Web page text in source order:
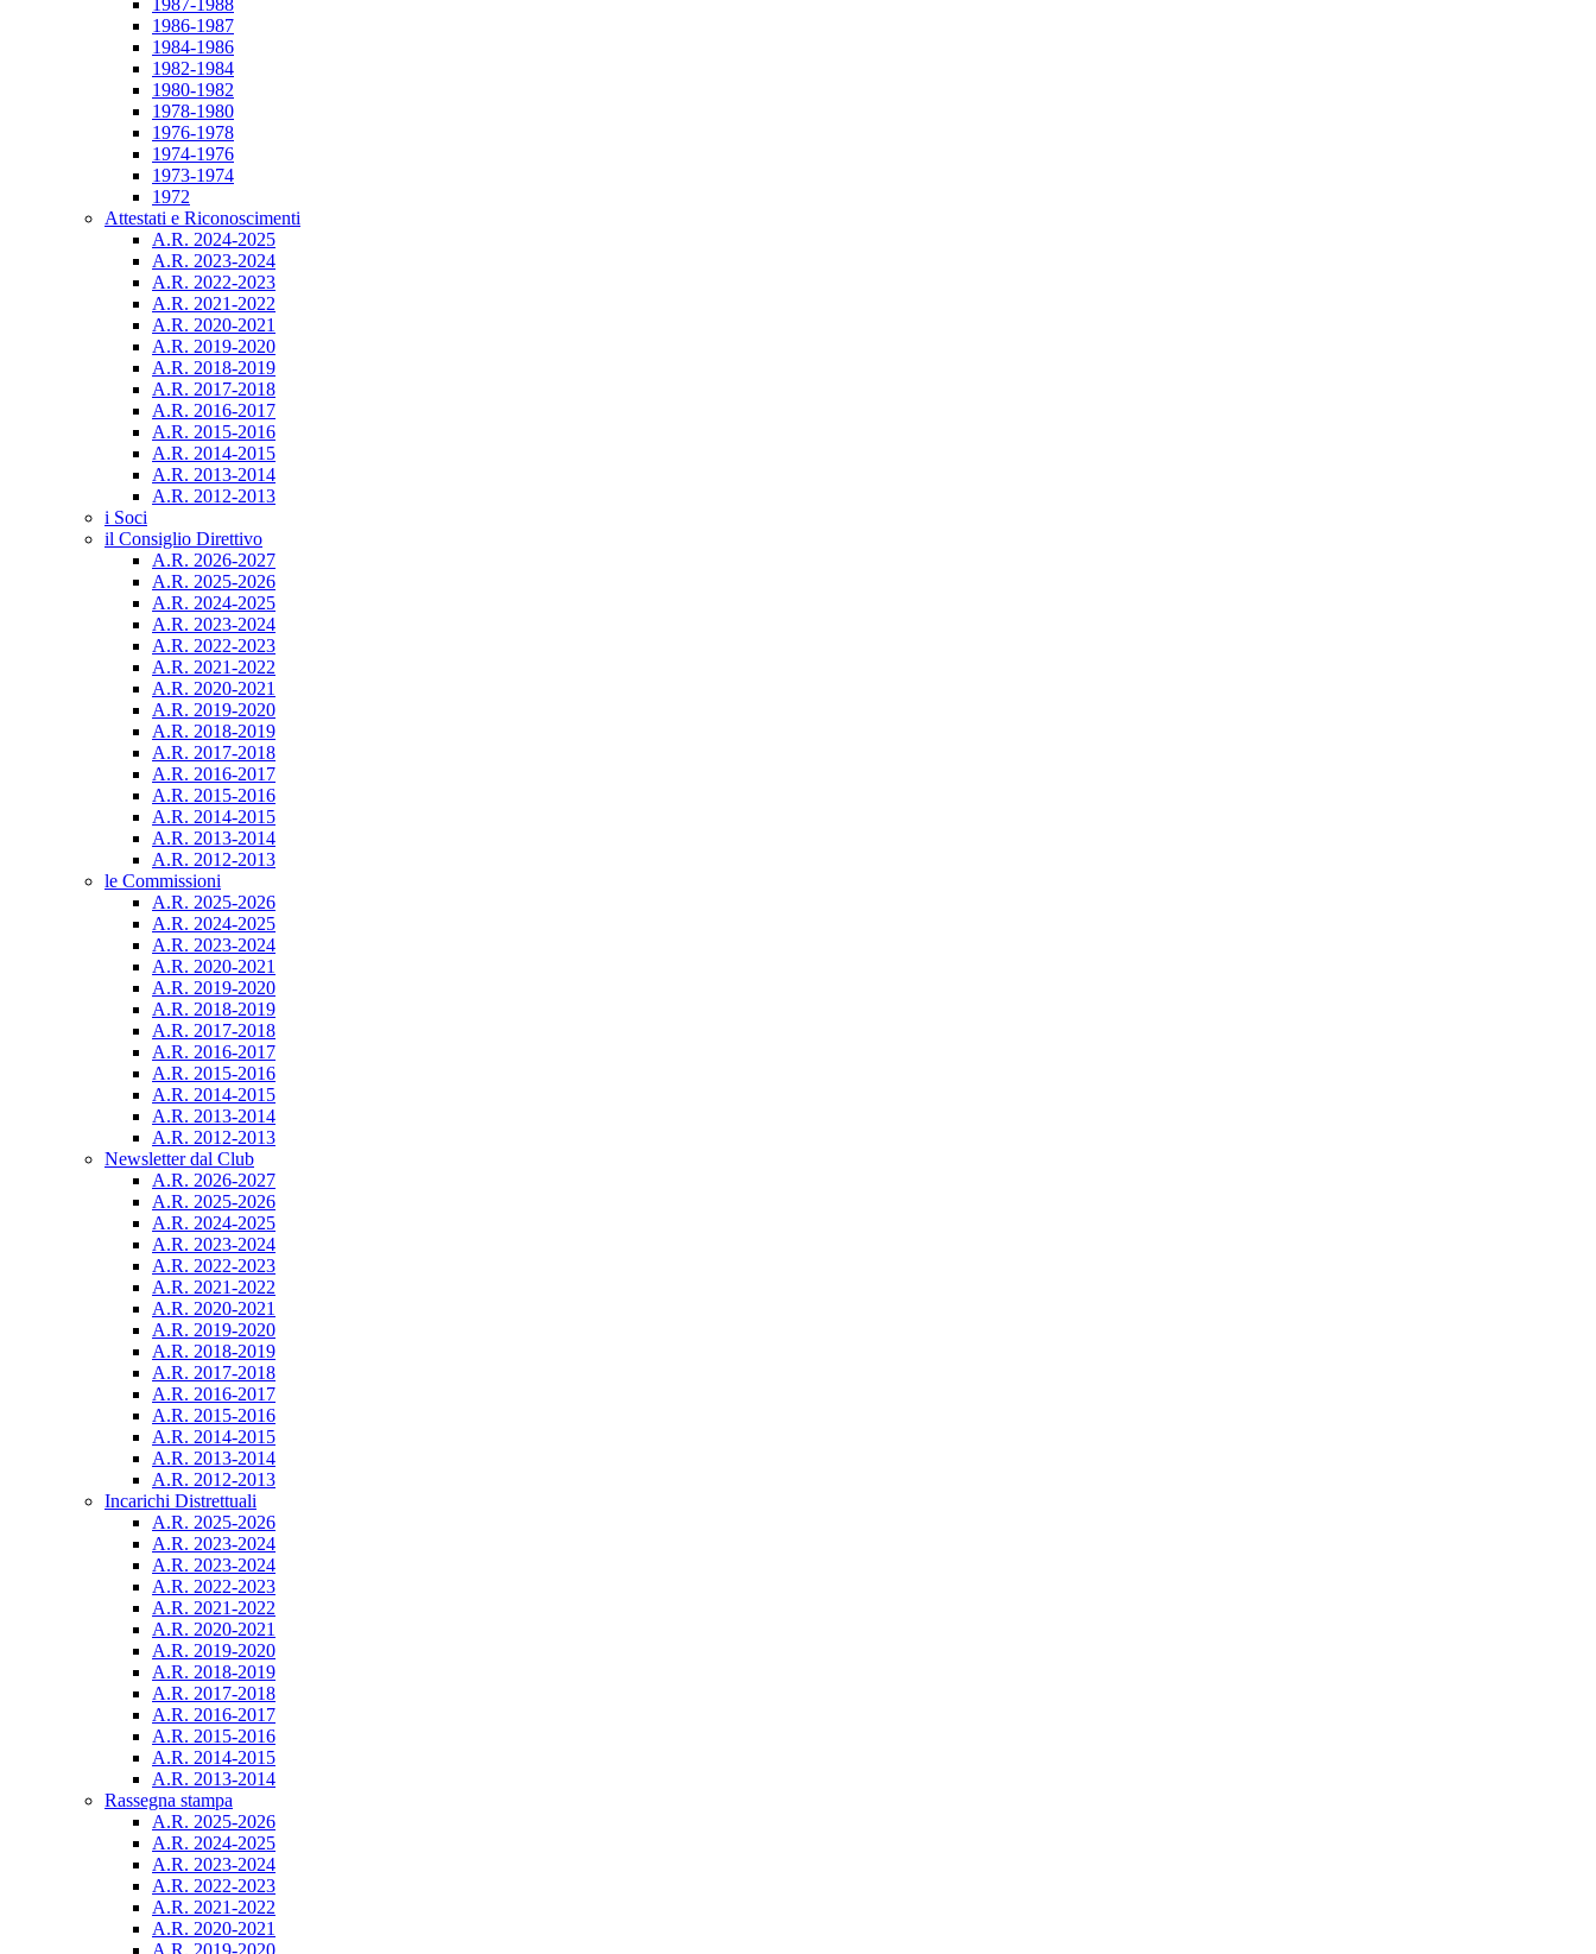
1987-1988
1986-1987
1984-1986
1982-1984
1980-1982
1978-1980
1976-1978
1974-1976
1973-1974
1972
Attestati e Riconoscimenti
A.R. 2024-2025
A.R. 2023-2024
A.R. 2022-2023
A.R. 2021-2022
A.R. 2020-2021
A.R. 2019-2020
A.R. 2018-2019
A.R. 2017-2018
A.R. 2016-2017
A.R. 2015-2016
A.R. 2014-2015
A.R. 2013-2014
A.R. 2012-2013
i Soci
il Consiglio Direttivo
A.R. 2026-2027
A.R. 2025-2026
A.R. 2024-2025
A.R. 2023-2024
A.R. 2022-2023
A.R. 2021-2022
A.R. 2020-2021
A.R. 2019-2020
A.R. 2018-2019
A.R. 2017-2018
A.R. 2016-2017
A.R. 2015-2016
A.R. 2014-2015
A.R. 2013-2014
A.R. 2012-2013
le Commissioni
A.R. 2025-2026
A.R. 2024-2025
A.R. 2023-2024
A.R. 2020-2021
A.R. 2019-2020
A.R. 2018-2019
A.R. 2017-2018
A.R. 2016-2017
A.R. 2015-2016
A.R. 2014-2015
A.R. 2013-2014
A.R. 2012-2013
Newsletter dal Club
A.R. 2026-2027
A.R. 2025-2026
A.R. 2024-2025
A.R. 2023-2024
A.R. 2022-2023
A.R. 2021-2022
A.R. 2020-2021
A.R. 2019-2020
A.R. 2018-2019
A.R. 2017-2018
A.R. 2016-2017
A.R. 2015-2016
A.R. 2014-2015
A.R. 2013-2014
A.R. 2012-2013
Incarichi Distrettuali
A.R. 2025-2026
A.R. 2023-2024
A.R. 2023-2024
A.R. 2022-2023
A.R. 2021-2022
A.R. 2020-2021
A.R. 2019-2020
A.R. 2018-2019
A.R. 2017-2018
A.R. 2016-2017
A.R. 2015-2016
A.R. 2014-2015
A.R. 2013-2014
Rassegna stampa
A.R. 2025-2026
A.R. 2024-2025
A.R. 2023-2024
A.R. 2022-2023
A.R. 2021-2022
A.R. 2020-2021